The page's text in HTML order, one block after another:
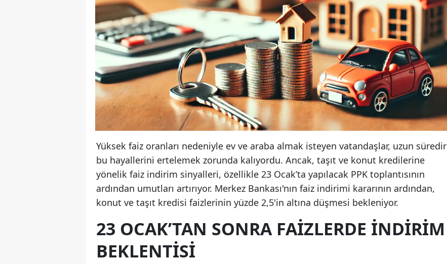
Yüksek faiz oranları nedeniyle ev ve araba almak isteyen vatandaşlar, uzun süredir
bu hayallerini ertelemek zorunda kalıyordu. Ancak, taşıt ve konut kredilerine
yönelik faiz indirim sinyalleri, özellikle 23 Ocak’ta yapılacak PPK toplantısının
ardından umutları artırıyor. Merkez Bankası'nın faiz indirimi kararının ardından,
konut ve taşıt kredisi faizlerinin yüzde 2,5'in altına düşmesi bekleniyor.
23 OCAK’TAN SONRA FAIZLERDE İNDIRIM
BEKLENTISI